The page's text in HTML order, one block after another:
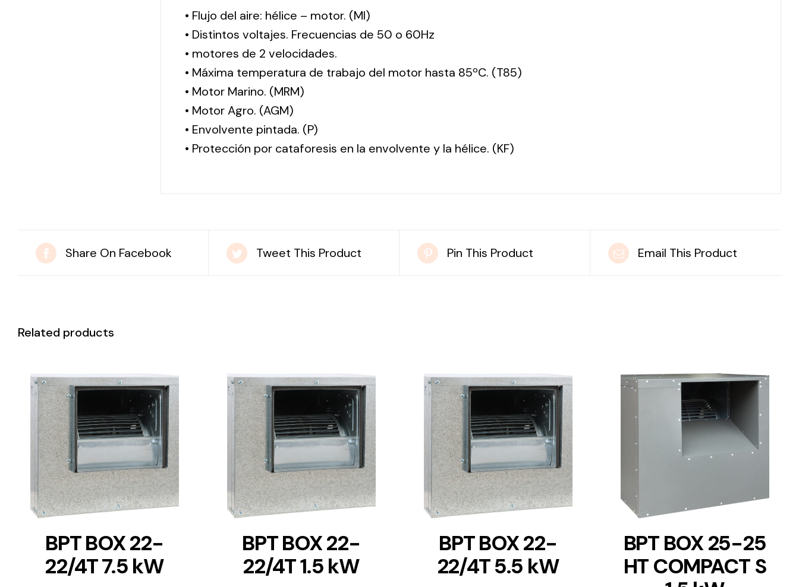
• Flujo del aire: hélice – motor. (MI)
• Distintos voltajes. Frecuencias de 50 o 60Hz
• motores de 2 velocidades.
• Máxima temperatura de trabajo del motor hasta 85ºC. (T85)
• Motor Marino. (MRM)
• Motor Agro. (AGM)
• Envolvente pintada. (P)
• Protección por cataforesis en la envolvente y la hélice. (KF)
Share On Facebook Tweet This Product Pin This Product Email This Product
Related products
DETAILS
BPT BOX 22-
22/4T 7.5 kW
DETAILS
BPT BOX 22-
22/4T 1.5 kW
DETAILS
BPT BOX 22-
22/4T 5.5 kW
DETAILS
BPT BOX 25-25
HT COMPACT S